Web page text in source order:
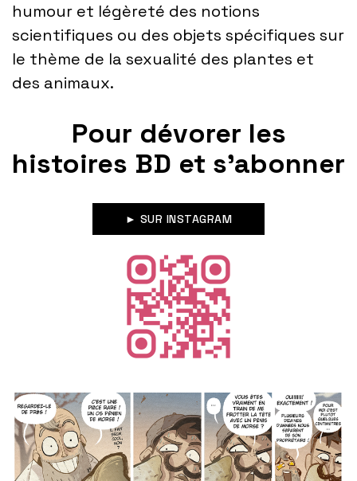
humour et légèreté des notions
scientifiques ou des objets spécifiques sur
le thème de la sexualité des plantes et
des animaux.
Pour dévorer les
histoires BD et s’abonner
► SUR INSTAGRAM